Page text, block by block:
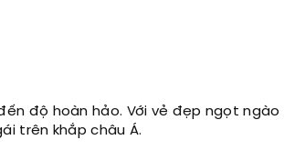
độ hoàn hảo. Với vẻ đẹp ngọt ngào
trên khắp châu Á.